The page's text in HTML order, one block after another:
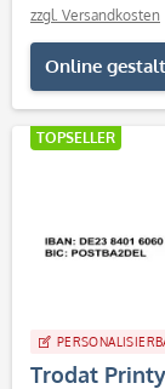
zzgl. Versandkosten
Online
TOPSELLER
Trodat